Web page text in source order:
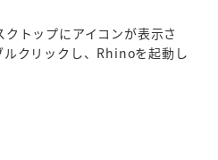
トップにアイコンが表示さ
ルクリックし、Rhinoを起動し